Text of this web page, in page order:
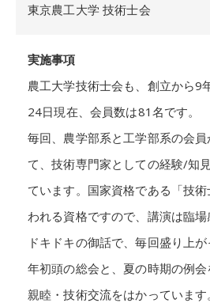
東京農工大学 技術士会
実施事項
農工大学技術士会も、創立から9
24日現在、会員数は81名です。
毎回、農学部系と工学部系の会
て、技術専門家としての経験/知
ています。国家資格である「技
われる資格ですので、講演は臨場
ドキドキの御話で、毎回盛り上が
年初頭の総会と、夏の時期の例
親睦・技術交流をはかっていま